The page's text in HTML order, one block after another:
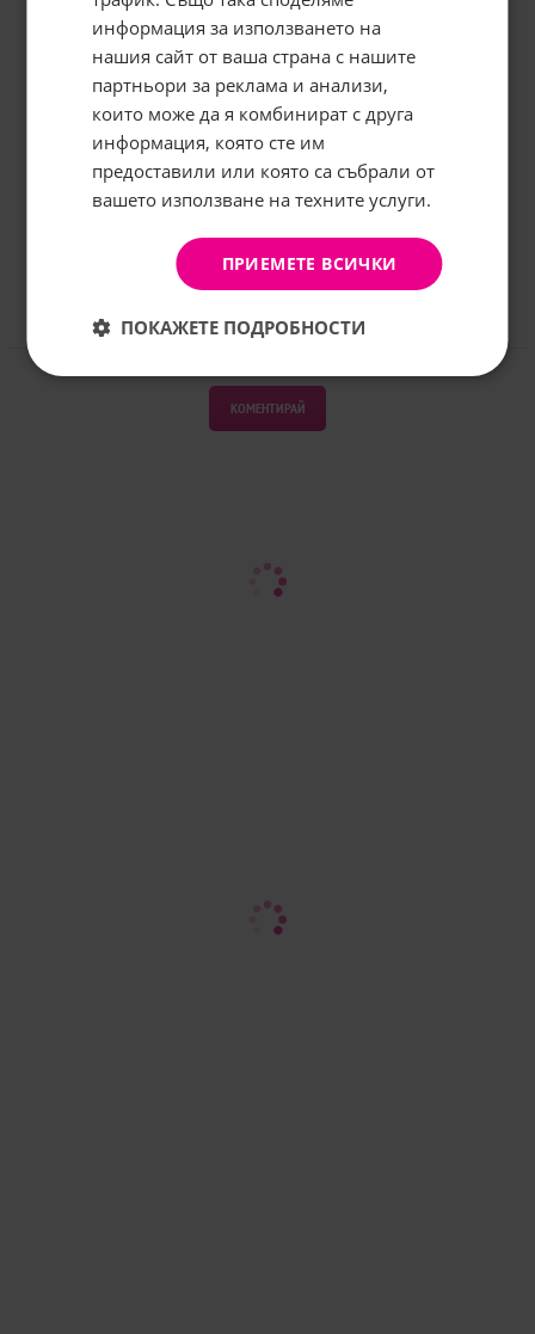
Отзиви към продукт
КОМЕНТИРАЙ
информация за използването на
нашия сайт от ваша страна с нашите
партньори за реклама и анализи,
които може да я комбинират с друга
информация, която сте им
предоставили или която са събрали от
вашето използване на техните услуги.
ПРИЕМЕТЕ ВСИЧКИ
ПОКАЖЕТЕ ПОДРОБНОСТИ
Абонирайте се за бюлетина и
грабнете-5%отстъпка!
АБОНИРАНЕ
Не, благодаря